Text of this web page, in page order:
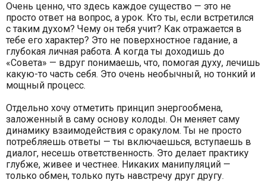
Очень ценно, что здесь каждое существо — это не
просто ответ на вопрос, а урок. Кто ты, если встретился
с таким духом? Чему он тебя учит? Как отражается в
тебе его характер? Это не поверхностное гадание, а
глубокая личная работа. А когда ты доходишь до
«Совета» — вдруг понимаешь, что, помогая духу, лечишь
какую-то часть себя. Это очень необычный, но тонкий и
мощный процесс.
Отдельно хочу отметить принцип энергообмена,
заложенный в саму основу колоды. Он меняет саму
динамику взаимодействия с оракулом. Ты не просто
потребляешь ответы — ты включаешься, вступаешь в
диалог, несешь ответственность. Это делает практику
глубже, живее и честнее. Никаких манипуляций —
только обмен, только путь навстречу друг другу.